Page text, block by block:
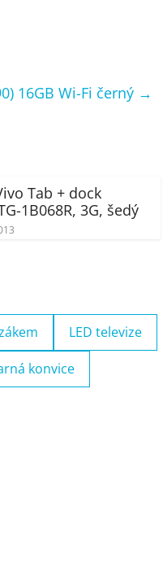
16GB Wi-Fi černý →
Tab + dock
1B068R, 3G, šedý
LED televize
konvice